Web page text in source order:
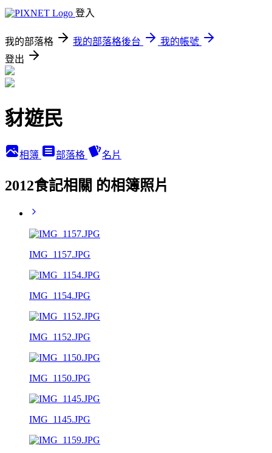
登入
我的部落格 我的部落格後台
我的帳號
登出
豺遊民
相簿 部落格 名片
2012食記相關 的相簿照片
IMG_1157.JPG
IMG_1154.JPG
IMG_1152.JPG
IMG_1150.JPG
IMG_1145.JPG